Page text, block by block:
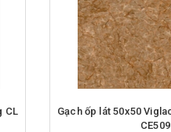
Gạch ốp lát 50x50 Viglacera Cửu Long CL
CE509